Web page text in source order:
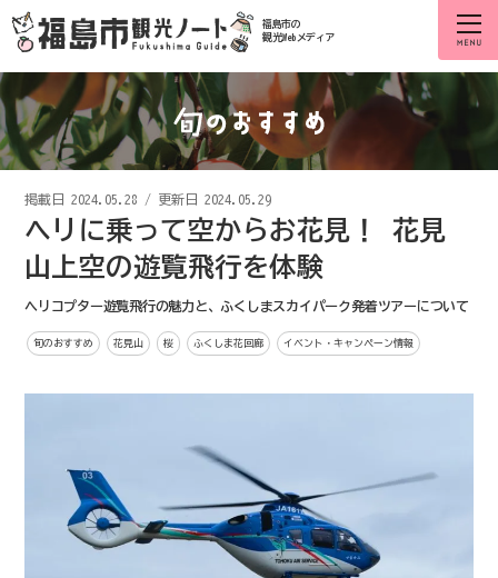
福島市の
観光Webメディア
掲載日 2024.05.28 / 更新日 2024.05.29
ヘリに乗って空からお花見！ 花見
山上空の遊覧飛行を体験
ヘリコプター遊覧飛行の魅力と、ふくしまスカイパーク発着ツアーについて
旬のおすすめ 花見山 桜 ふくしま花回廊 イベント・キャンペーン情報